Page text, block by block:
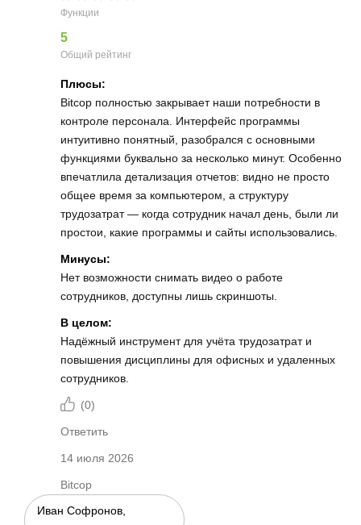
Функции
5
Общий рейтинг
Плюсы:
Bitcop полностью закрывает наши потребности в
контроле персонала. Интерфейс программы
интуитивно понятный, разобрался с основными
функциями буквально за несколько минут. Особенно
впечатлила детализация отчетов: видно не просто
общее время за компьютером, а структуру
трудозатрат — когда сотрудник начал день, были ли
простои, какие программы и сайты использовались.
Минусы:
Нет возможности снимать видео о работе
сотрудников, доступны лишь скриншоты.
В целом:
Надёжный инструмент для учёта трудозатрат и
повышения дисциплины для офисных и удаленных
сотрудников.
(0)
Ответить
14 июля 2026
Bitcop